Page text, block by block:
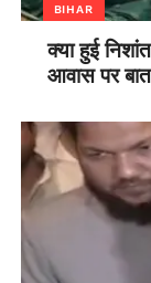
BIHAR
क्या हुई
आवास पर